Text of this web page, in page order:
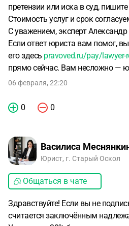
претензии или иска в суд,
Стоимость услуг и срок
С уважением, эксперт
Если ответ юриста вам помог,
его здесь pravoved.ru/pay/
прямо сейчас. Вам несложно —
06 февраля, 22:20
0 0
Василиса
Юрист, г. Старый Оскол
Общаться в чате
Здравствуйте! Если вы не
считается заключённым